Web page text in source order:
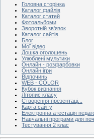
Головна сторінка
Каталог файлів
Каталог статей
Фотоальбоми
Зворотній зв'язок
Каталог сайтів
Блог
Мої відео
Дошка оголошень
Улюблені мультики
Онлайн - розфарбовки
Онлайн ігри
Відпочинь
WEB - COLOR
Кубок визнання
Літопис класу
Створення презентаці...
Карта сайту
Електронна атестація
Навчальні програми для
Тестування 2 клас